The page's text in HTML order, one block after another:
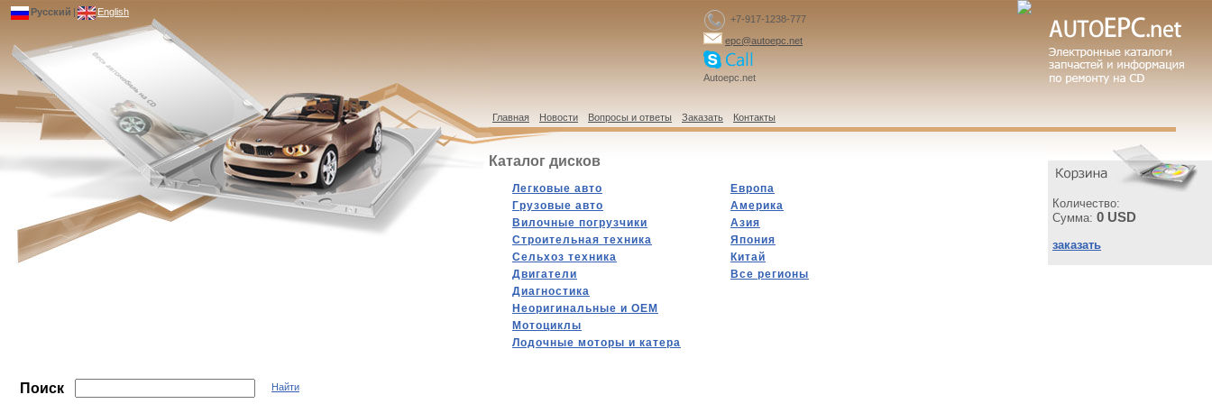
Количество:
Сумма: 0 USD
заказать
+7-917-1238-777
epc@autoepc.net
Autoepc.net
Главная Новости Вопросы и ответы Заказать Контакты
Русский | English
Каталог дисков
Легковые авто
Грузовые авто
Вилочные погрузчики
Строительная техника
Сельхоз техника
Двигатели
Диагностика
Hеоригинальные и OEM
Мотоциклы
Лодочные моторы и катера
Европа
Америка
Азия
Япония
Китай
Все регионы
Поиск Найти